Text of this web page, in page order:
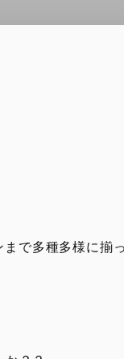
で多種多様に揃